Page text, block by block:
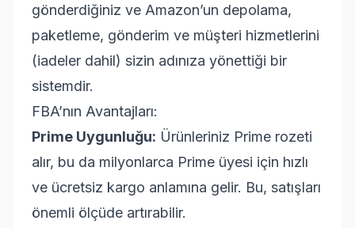
gönderdiğiniz ve Amazon’un depolama,
paketleme, gönderim ve müşteri hizmetlerini
(iadeler dahil) sizin adınıza yönettiği bir
sistemdir.
FBA’nın Avantajları:
Prime Uygunluğu: Ürünleriniz Prime rozeti
alır, bu da milyonlarca Prime üyesi için hızlı
ve ücretsiz kargo anlamına gelir. Bu, satışları
önemli ölçüde artırabilir.